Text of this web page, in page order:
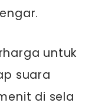
untuk
suara
di sela